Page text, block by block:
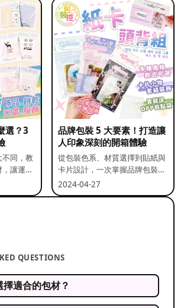
選？3
不同，教
讓運送
品牌包裝 5 大要素！打造讓
人印象深刻的開箱體驗
從包裝色系、材質選擇到貼紙與
卡片設計，一次掌握品牌包裝的
關鍵要素。
2024-04-27
QUESTIONS
適合的包材？